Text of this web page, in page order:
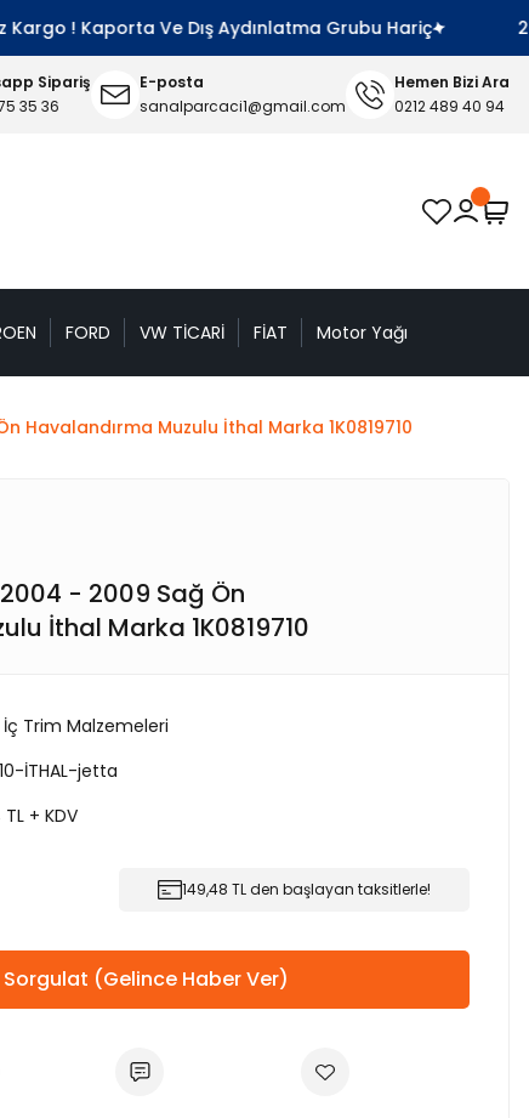
! Kaporta Ve Dış Aydınlatma Grubu Hariç
Sipariş
35 36
E-posta
sanalparcaci1@gmail.com
Hemen Bizi Ara
0212 489 40 94
FORD VW TİCARİ FİAT Motor Yağı
Havalandırma Muzulu İthal Marka 1K0819710
- 2009 Sağ Ön
İthal Marka 1K0819710
İç Trim Malzemeleri
İTHAL-jetta
+ KDV
149,48 TL den başlayan taksitlerle!
(Gelince Haber Ver)